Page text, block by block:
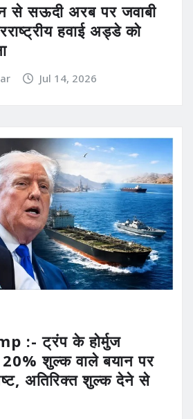
सऊदी अरब पर जवाबी
हवाई अड्डे को
Jul 14, 2026
:- ट्रंप के होर्मुज
शुल्क वाले बयान पर
अतिरिक्त शुल्क देने से